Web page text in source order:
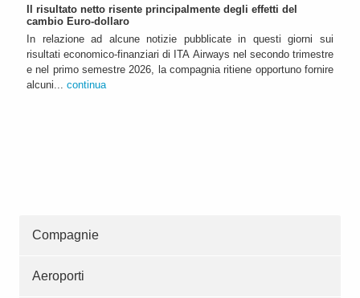
Il risultato netto risente principalmente degli effetti del
cambio Euro-dollaro
In relazione ad alcune notizie pubblicate in questi giorni sui
risultati economico-finanziari di ITA Airways nel secondo trimestre
e nel primo semestre 2026, la compagnia ritiene opportuno fornire
alcuni... continua
Compagnie
Aeroporti